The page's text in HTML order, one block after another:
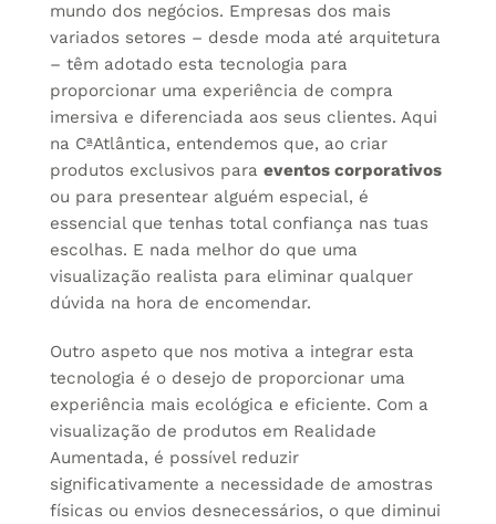
mundo dos negócios. Empresas dos mais
variados setores – desde moda até arquitetura
– têm adotado esta tecnologia para
proporcionar uma experiência de compra
imersiva e diferenciada aos seus clientes. Aqui
na CªAtlântica, entendemos que, ao criar
produtos exclusivos para eventos corporativos
ou para presentear alguém especial, é
essencial que tenhas total confiança nas tuas
escolhas. E nada melhor do que uma
visualização realista para eliminar qualquer
dúvida na hora de encomendar.
Outro aspeto que nos motiva a integrar esta
tecnologia é o desejo de proporcionar uma
experiência mais ecológica e eficiente. Com a
visualização de produtos em Realidade
Aumentada, é possível reduzir
significativamente a necessidade de amostras
físicas ou envios desnecessários, o que diminui